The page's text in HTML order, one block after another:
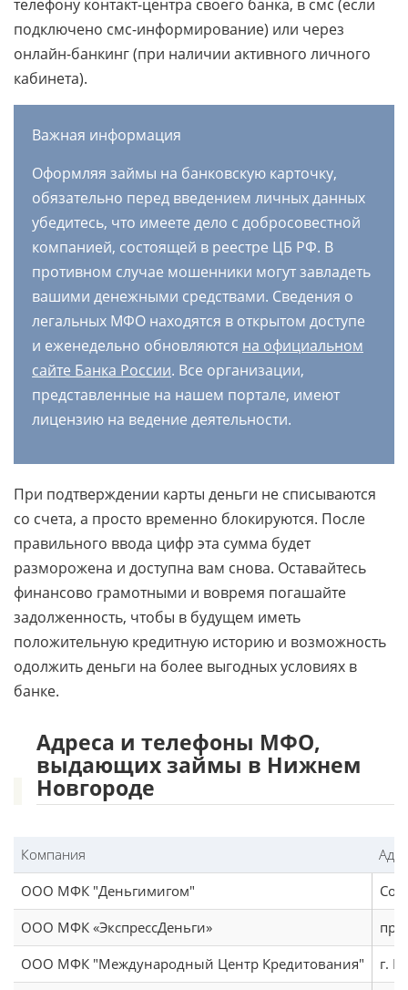
телефону контакт-центра своего банка, в смс (если
подключено смс-информирование) или через
онлайн-банкинг (при наличии активного личного
кабинета).
Важная информация
Оформляя займы на банковскую карточку,
обязательно перед введением личных данных
убедитесь, что имеете дело с добросовестной
компанией, состоящей в реестре ЦБ РФ. В
противном случае мошенники могут завладеть
вашими денежными средствами. Сведения о
легальных МФО находятся в открытом доступе
и еженедельно обновляются на официальном
сайте Банка России. Все организации,
представленные на нашем портале, имеют
лицензию на ведение деятельности.
При подтверждении карты деньги не списываются
со счета, а просто временно блокируются. После
правильного ввода цифр эта сумма будет
разморожена и доступна вам снова. Оставайтесь
финансово грамотными и вовремя погашайте
задолженность, чтобы в будущем иметь
положительную кредитную историю и возможность
одолжить деньги на более выгодных условиях в
банке.
Адреса и телефоны МФО,
выдающих займы в Нижнем
Новгороде
Компания
ООО МФК "Деньгимигом"
ООО МФК «ЭкспрессДеньги»
ООО МФК "Международный Центр Кредитования"
г.